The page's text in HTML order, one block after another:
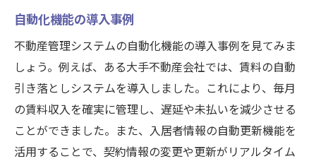
自動化機能の導入事例
不動産管理システムの自動化機能の導入事例を見てみま
しょう。例えば、ある大手不動産会社では、賃料の自動
引き落としシステムを導入しました。これにより、毎月
の賃料収入を確実に管理し、遅延や未払いを減少させる
ことができました。また、入居者情報の自動更新機能を
活用することで、契約情報の変更や更新がリアルタイム